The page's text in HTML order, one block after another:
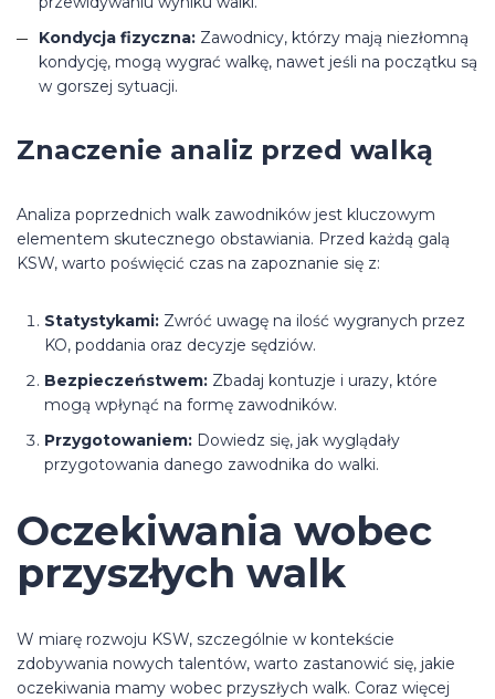
Kondycja fizyczna: Zawodnicy, którzy mają niezłomną
kondycję, mogą wygrać walkę, nawet jeśli na początku są
w gorszej sytuacji.
Znaczenie analiz przed walką
Analiza poprzednich walk zawodników jest kluczowym
elementem skutecznego obstawiania. Przed każdą galą
KSW, warto poświęcić czas na zapoznanie się z:
Statystykami: Zwróć uwagę na ilość wygranych przez
KO, poddania oraz decyzje sędziów.
Bezpieczeństwem: Zbadaj kontuzje i urazy, które
mogą wpłynąć na formę zawodników.
Przygotowaniem: Dowiedz się, jak wyglądały
przygotowania danego zawodnika do walki.
Oczekiwania wobec
przyszłych walk
W miarę rozwoju KSW, szczególnie w kontekście
zdobywania nowych talentów, warto zastanowić się, jakie
oczekiwania mamy wobec przyszłych walk. Coraz więcej